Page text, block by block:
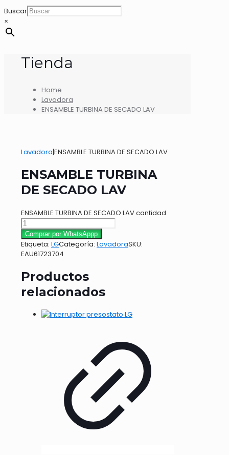
Buscar
×
Tienda
Home
Lavadora
ENSAMBLE TURBINA DE SECADO LAV
Lavadora|ENSAMBLE TURBINA DE SECADO LAV
ENSAMBLE TURBINA
DE SECADO LAV
ENSAMBLE TURBINA DE SECADO LAV cantidad
Comprar por WhatsAppp
Etiqueta: LGCategoría: LavadoraSKU:
EAU61723704
Productos
relacionados